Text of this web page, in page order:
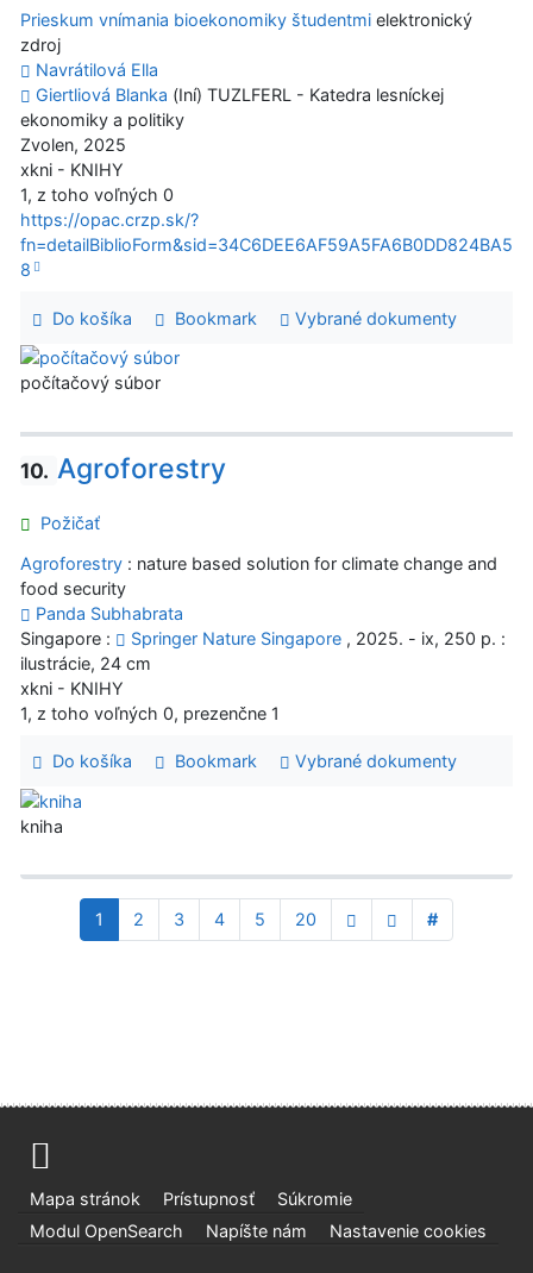
Prieskum vnímania bioekonomiky študentmi elektronický
zdroj
Navrátilová Ella
Giertliová Blanka (Iní) TUZLFERL - Katedra lesníckej
ekonomiky a politiky
Zvolen, 2025
xkni - KNIHY
1, z toho voľných 0
https://opac.crzp.sk/?
fn=detailBiblioForm&sid=34C6DEE6AF59A5FA6B0DD824BA5
8
Do košíka Bookmark Vybrané dokumenty
počítačový súbor
10. Agroforestry
Požičať
Agroforestry : nature based solution for climate change and
food security
Panda Subhabrata
Singapore :
Springer Nature Singapore , 2025. - ix, 250 p. :
ilustrácie, 24 cm
xkni - KNIHY
1, z toho voľných 0, prezenčne 1
Do košíka Bookmark Vybrané dokumenty
kniha
1 2 3 4 5 20 #
Mapa stránok Prístupnosť
Súkromie
Modul OpenSearch
Napíšte nám Nastavenie cookies